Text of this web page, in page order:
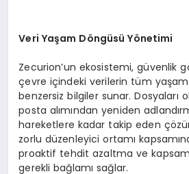
Veri Yaşam Döngüsü Yönetimi
Zecurion’un ekosistemi, güvenlik
çevre içindeki verilerin tüm yaşam
benzersiz bilgiler sunar. Dosyaları
posta alımından yeniden
hareketlere kadar takip eden
zorlu düzenleyici ortamı
proaktif tehdit azaltma ve
gerekli bağlamı sağlar.